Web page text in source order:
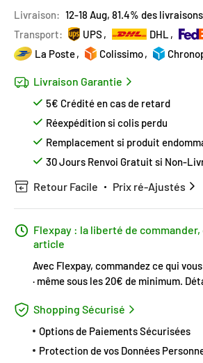
Livraison: 12-18 Aug, 81.4% des
Transport:
UPS DHL
La Poste
Colissimo
Livraison Garantie
5€ Crédité en cas de retard
Réexpédition si colis perdu
Remplacement si produit
30 Jours Renvoi Gratuit si Non-
Retour Facile Prix ré-Ajustés
Flexpay : la liberté de
article
Avec Flexpay, commandez ce qui
· même sous les 20€ de minimum.
Shopping Sécurisé
Options de Paiements Sécurisées
Protection de vos Données